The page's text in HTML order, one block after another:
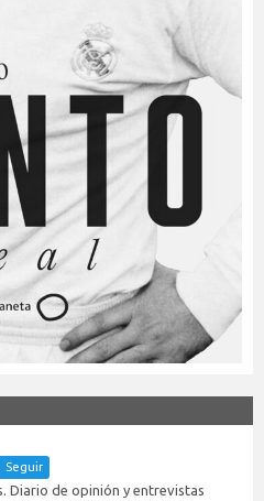
Seguir
Diario de opinión y entrevistas